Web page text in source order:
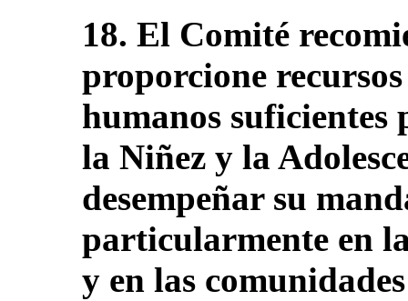
18. El Comité
proporcione
humanos
la Niñez y la
desempeñar su
particularmente en
y en las